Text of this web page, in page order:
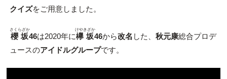
クイズをご用意しました。
櫻坂
さくらざか
46は2020年に欅坂
けやきざか
46から改名 した、 秋元康総合プロデ
ュースのアイドルグループです。